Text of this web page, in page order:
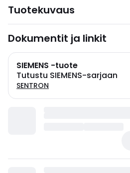
Tuotekuvaus
Dokumentit ja linkit
SIEMENS -tuote
Tutustu SIEMENS-sarjaan
SENTRON